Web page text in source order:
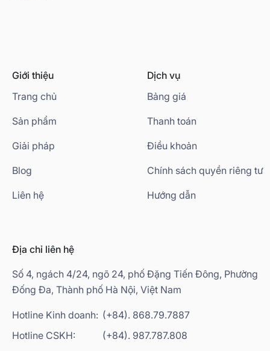
Giới thiệu
Trang chủ
Sản phẩm
Giải pháp
Blog
Liên hệ
Dịch vụ
Bảng giá
Thanh toán
Điều khoản
Chính sách quyền riêng tư
Hướng dẫn
Địa chỉ liên hệ
Số 4, ngách 4/24, ngõ 24, phố Đặng Tiến Đông, Phường
Đống Đa, Thành phố Hà Nội, Việt Nam
Hotline Kinh doanh: (+84). 868.79.7887
Hotline CSKH:
(+84). 987.787.808